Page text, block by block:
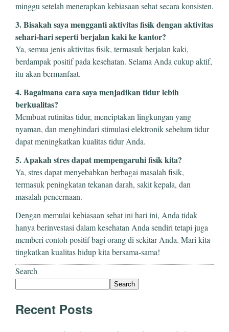
minggu setelah menerapkan kebiasaan sehat secara konsisten.
3. Bisakah saya mengganti aktivitas fisik dengan aktivitas
sehari-hari seperti berjalan kaki ke kantor?
Ya, semua jenis aktivitas fisik, termasuk berjalan kaki,
berdampak positif pada kesehatan. Selama Anda cukup aktif,
itu akan bermanfaat.
4. Bagaimana cara saya menjadikan tidur lebih
berkualitas?
Membuat rutinitas tidur, menciptakan lingkungan yang
nyaman, dan menghindari stimulasi elektronik sebelum tidur
dapat meningkatkan kualitas tidur Anda.
5. Apakah stres dapat mempengaruhi fisik kita?
Ya, stres dapat menyebabkan berbagai masalah fisik,
termasuk peningkatan tekanan darah, sakit kepala, dan
masalah pencernaan.
Dengan memulai kebiasaan sehat ini hari ini, Anda tidak
hanya berinvestasi dalam kesehatan Anda sendiri tetapi juga
memberi contoh positif bagi orang di sekitar Anda. Mari kita
tingkatkan kualitas hidup kita bersama-sama!
Search
Search
Recent Posts